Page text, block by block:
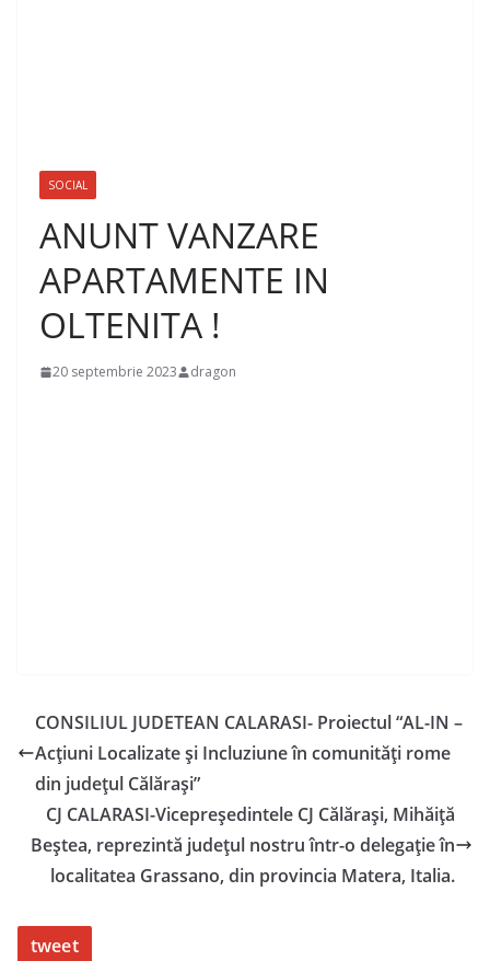
SOCIAL
ANUNT VANZARE
APARTAMENTE IN
OLTENITA !
20 septembrie 2023 dragon
CONSILIUL JUDETEAN CALARASI- Proiectul “AL-IN –
Acțiuni Localizate și Incluziune în comunități rome
din județul Călărași”
CJ CALARASI-Vicepreședintele CJ Călărași, Mihăiță
Beștea, reprezintă județul nostru într-o delegație în
localitatea Grassano, din provincia Matera, Italia.
tweet